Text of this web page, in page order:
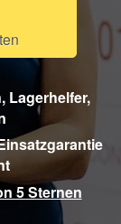
Lagerhelfer,
5 Sternen